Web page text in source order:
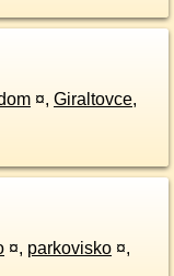
¤, Giraltovce,
¤, parkovisko ¤,